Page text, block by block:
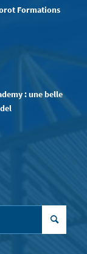
Formations
: une belle